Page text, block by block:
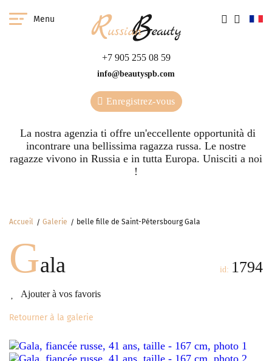
Menu
+7 905 255 08 59
info@beautyspb.com
Enregistrez-vous
La nostra agenzia ti offre un'eccellente opportunità di
incontrare una bellissima ragazza russa. Le nostre
ragazze vivono in Russia e in tutta Europa. Unisciti a noi
!
Accueil Galerie belle fille de Saint-Pétersbourg Gala
Gala
Ajouter à vos favoris
id: 1794
Retourner à la galerie